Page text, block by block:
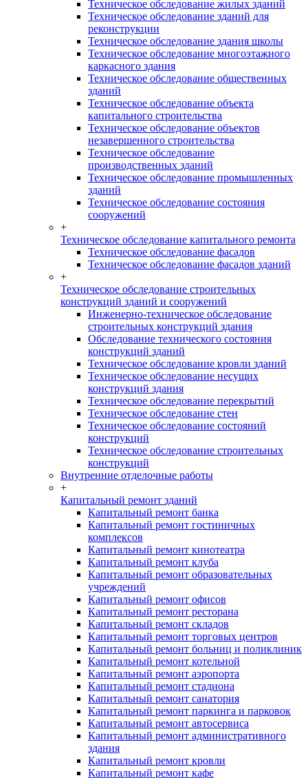
Техническое обследование жилых зданий
Техническое обследование зданий для
реконструкции
Техническое обследование здания школы
Техническое обследование многоэтажного
каркасного здания
Техническое обследование общественных
зданий
Техническое обследование объекта
капитального строительства
Техническое обследование объектов
незавершенного строительства
Техническое обследование
производственных зданий
Техническое обследование промышленных
зданий
Техническое обследование состояния
сооружений
+
Техническое обследование капитального ремонта
Техническое обследование фасадов
Техническое обследование фасадов зданий
+
Техническое обследование строительных
конструкций зданий и сооружений
Инженерно-техническое обследование
строительных конструкций здания
Обследование технического состояния
конструкций зданий
Техническое обследование кровли зданий
Техническое обследование несущих
конструкций здания
Техническое обследование перекрытий
Техническое обследование стен
Техническое обследование состояний
конструкций
Техническое обследование строительных
конструкций
Внутренние отделочные работы
+
Капитальный ремонт зданий
Капитальный ремонт банка
Капитальный ремонт гостиничных
комплексов
Капитальный ремонт кинотеатра
Капитальный ремонт клуба
Капитальный ремонт образовательных
учреждений
Капитальный ремонт офисов
Капитальный ремонт ресторана
Капитальный ремонт складов
Капитальный ремонт торговых центров
Капитальный ремонт больниц и поликлиник
Капитальный ремонт котельной
Капитальный ремонт аэропорта
Капитальный ремонт стадиона
Капитальный ремонт санатория
Капитальный ремонт паркинга и парковок
Капитальный ремонт автосервиса
Капитальный ремонт административного
здания
Капитальный ремонт кровли
Капитальный ремонт кафе